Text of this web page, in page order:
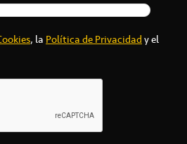
, la Política de Privacidady el